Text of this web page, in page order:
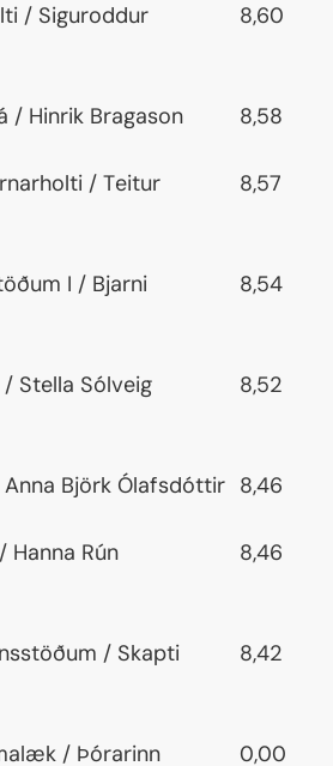
/ Siguroddur
8,60
/ Hinrik Bragason 8,58
/ Teitur
8,57
I / Bjarni
8,54
Stella Sólveig
8,52
Björk Ólafsdóttir 8,46
Rún
8,46
/ Skapti
8,42
/ Þórarinn 0,00